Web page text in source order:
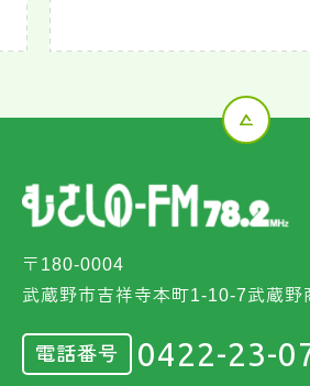
〒180-0004
武蔵野市吉祥寺本町1-10-7武蔵野
電話番号 0422-23-